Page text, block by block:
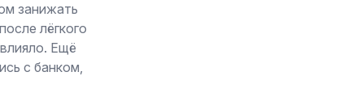
занижать
лёгкого
Ещё
с банком,